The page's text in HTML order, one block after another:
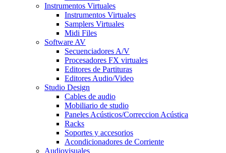
Instrumentos Virtuales
Instrumentos Virtuales
Samplers Virtuales
Midi Files
Software AV
Secuenciadores A/V
Procesadores FX virtuales
Editores de Partituras
Editores Audio/Video
Studio Design
Cables de audio
Mobiliario de studio
Paneles Acústicos/Correccion Acústica
Racks
Soportes y accesorios
Acondicionadores de Corriente
Audiovisuales